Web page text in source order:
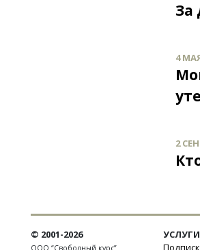
За
4
2
© 2001-2026
ООО “Свободный курс”
УСЛУГИ